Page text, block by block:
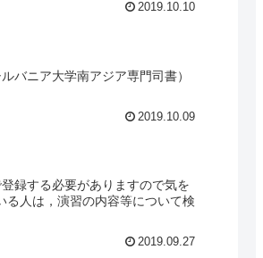
2019.10.10
バニア大学南アジア専門司書）
2019.10.09
録する必要がありますので気を
人は，演習の内容等について検
2019.09.27